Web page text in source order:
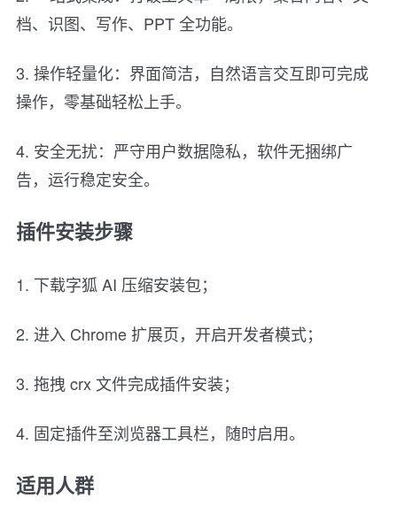
档、识图、写作、PPT 全功能。
3. 操作轻量化：界面简洁，自然语言交互即可完成
操作，零基础轻松上手。
4. 安全无扰：严守用户数据隐私，软件无捆绑广
告，运行稳定安全。
插件安装步骤
1. 下载字狐 AI 压缩安装包；
2. 进入 Chrome 扩展页，开启开发者模式；
3. 拖拽 crx 文件完成插件安装；
4. 固定插件至浏览器工具栏，随时启用。
适用人群